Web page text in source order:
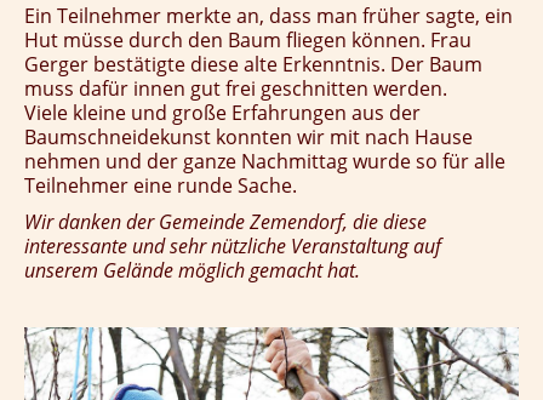
Ein Teilnehmer merkte an, dass man früher sagte, ein
Hut müsse durch den Baum fliegen können. Frau
Gerger bestätigte diese alte Erkenntnis. Der Baum
muss dafür innen gut frei geschnitten werden.
Viele kleine und große Erfahrungen aus der
Baumschneidekunst konnten wir mit nach Hause
nehmen und der ganze Nachmittag wurde so für alle
Teilnehmer eine runde Sache.
Wir danken der Gemeinde Zemendorf, die diese
interessante und sehr nützliche Veranstaltung auf
unserem Gelände möglich gemacht hat.